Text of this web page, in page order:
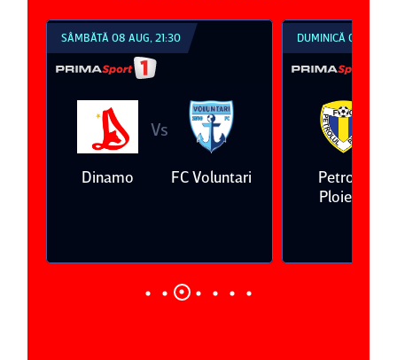
SÂMBĂTĂ 08 AUG, 21:30
Dinamo
Vs
FC Voluntari
DUMINICĂ 09 AUG,
Petrolul
Ploieşti